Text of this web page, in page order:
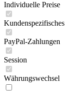
Individuelle Preise
PayPal-Zahlungen
Session
Währungswechsel